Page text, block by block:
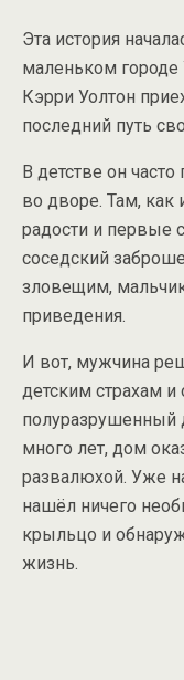
Эта история
маленьком городе
Кэрри Уолтон
последний путь
В детстве он
во дворе. Там, как
радости и первые
соседский
зловещим,
приведения.
И вот, мужчина
детским страхам
полуразрушенный
много лет, дом
развалюхой. Уже
нашёл ничего
крыльцо и
жизнь.